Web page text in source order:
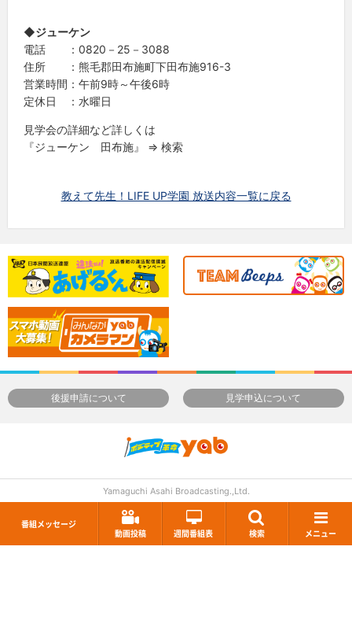
番組メッセージ
動画投稿
週間番組表 検索 メニュー
◆ジューケン
電話 ：0820－25－3088
住所 ：熊毛郡田布施町下田布施916-3
営業時間：午前9時～午後6時
定休日 ：水曜日
見学会の詳細など詳しくは
『ジューケン 田布施』 ⇒ 検索
教えて先生！LIFE UP学園 放送内容一覧に戻る
後援申請について 見学申込について
Yamaguchi Asahi Broadcasting.,Ltd.